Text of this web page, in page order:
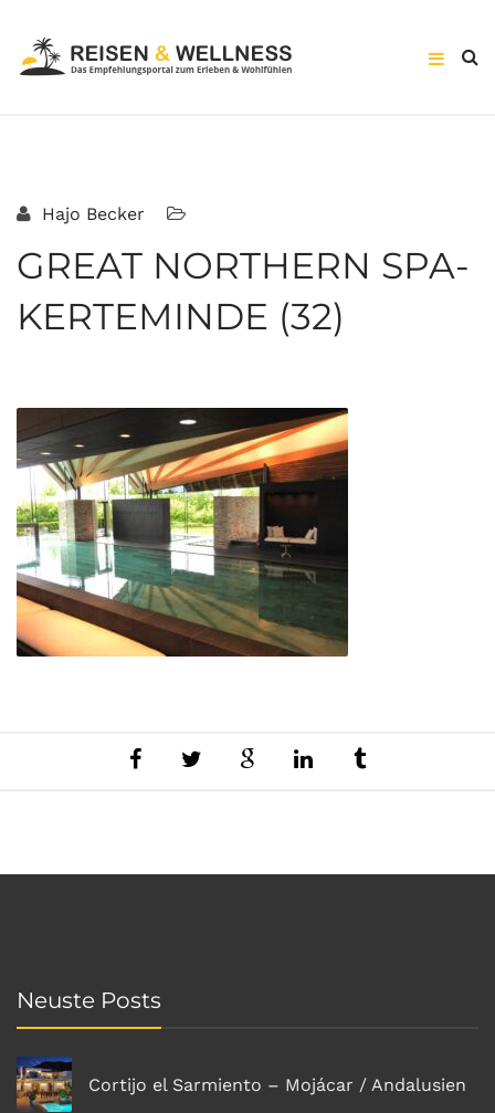
Hajo Becker
GREAT NORTHERN SPA-
KERTEMINDE (32)
Neuste Posts
Cortijo el Sarmiento – Mojácar / Andalusien